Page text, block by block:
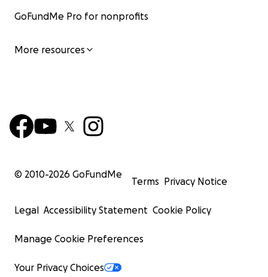
GoFundMe Pro for nonprofits
More resources
© 2010-2026 GoFundMe
Terms Privacy Notice
Legal Accessibility Statement Cookie Policy
Manage Cookie Preferences
Your Privacy Choices